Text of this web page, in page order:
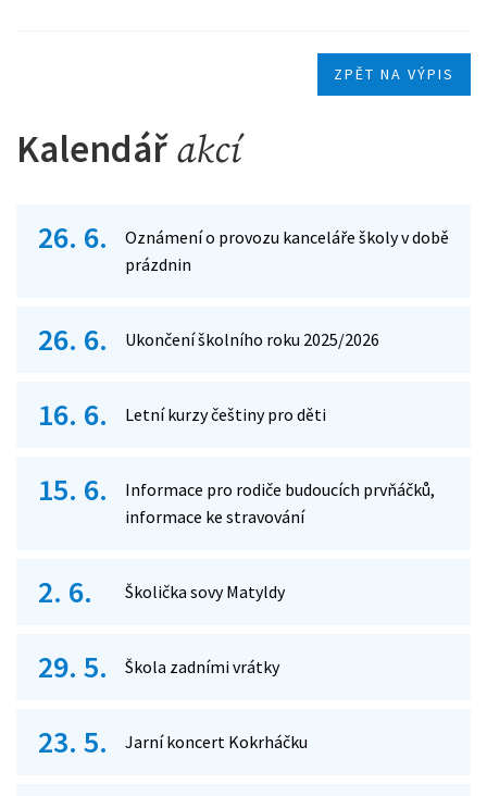
ZPĚT NA VÝPIS
Kalendářakcí
26. 6.
Oznámení o provozu kanceláře školy v době
prázdnin
26. 6. Ukončení školního roku 2025/2026
16. 6. Letní kurzy češtiny pro děti
15. 6.
Informace pro rodiče budoucích prvňáčků,
informace ke stravování
2. 6. Školička sovy Matyldy
29. 5. Škola zadními vrátky
23. 5. Jarní koncert Kokrháčku